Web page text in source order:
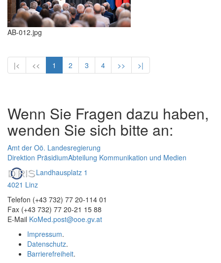
AB-012.jpg
|< << 1 2 3 4 >> >|
Wenn Sie Fragen dazu haben,
wenden Sie sich bitte an:
Amt der Oö. Landesregierung
Direktion PräsidiumAbteilung Kommunikation und Medien
Landhausplatz 1
4021 Linz
Telefon (+43 732) 77 20-114 01
Fax (+43 732) 77 20-21 15 88
E-Mail KoMed.post@ooe.gv.at
Impressum.
Datenschutz.
Barrierefreiheit.